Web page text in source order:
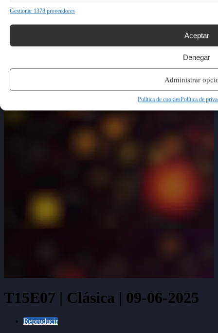
Gestionar 1378 proveedores
Aceptar
Denegar
Administrar
Política de cookiesPolítica de
T15E07 | Clásica | 09-06-2025
Reproducir